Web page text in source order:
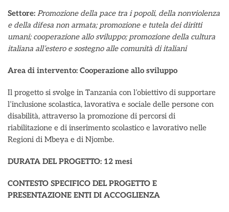
Settore: Promozione della pace tra i popoli, della nonviolenza
e della difesa non armata; promozione e tutela dei diritti
umani; cooperazione allo sviluppo; promozione della cultura
italiana all’estero e sostegno alle comunità di italiani
Area di intervento: Cooperazione allo sviluppo
Il progetto si svolge in Tanzania con l’obiettivo di supportare
l’inclusione scolastica, lavorativa e sociale delle persone con
disabilità, attraverso la promozione di percorsi di
riabilitazione e di inserimento scolastico e lavorativo nelle
Regioni di Mbeya e di Njombe.
DURATA DEL PROGETTO: 12 mesi
CONTESTO SPECIFICO DEL PROGETTO E
PRESENTAZIONE ENTI DI ACCOGLIENZA